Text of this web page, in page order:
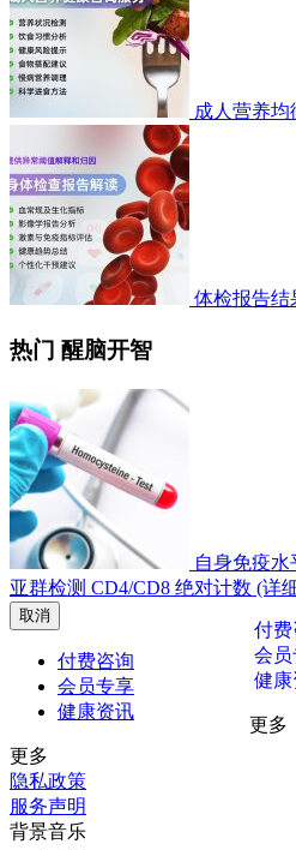
成人营养
体检报告结
热门 醒脑开智
自身免疫
亚群检测 CD4/CD8 绝对计数 (详
取消
付费咨询
付费
会员专享
会
健康资讯
健
更多
更多
隐私政策
服务声明
背景音乐